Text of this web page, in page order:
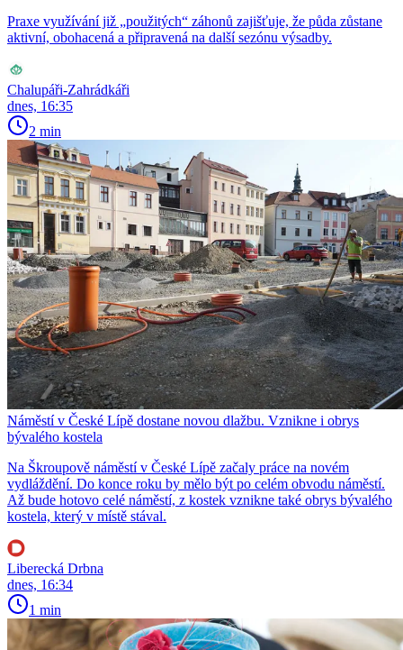
Praxe využívání již „použitých“ záhonů zajišťuje, že půda zůstane
aktivní, obohacená a připravená na další sezónu výsadby.
Chalupáři-Zahrádkáři
dnes, 16:35
2 min
Náměstí v České Lípě dostane novou dlažbu. Vznikne i obrys
bývalého kostela
Na Škroupově náměstí v České Lípě začaly práce na novém
vydláždění. Do konce roku by mělo být po celém obvodu náměstí.
Až bude hotovo celé náměstí, z kostek vznikne také obrys bývalého
kostela, který v místě stával.
Liberecká Drbna
dnes, 16:34
1 min